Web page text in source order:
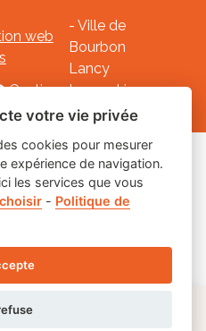
web
- Ville de
Bourbon
Lancy
Gestion des cookies
votre vie privée
cookies pour mesurer
expérience de navigation.
les services que vous
- Politique de